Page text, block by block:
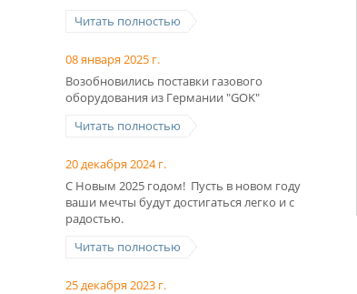
Читать полностью
08 января 2025 г.
Возобновились поставки газового
оборудования из Германии "GOK"
Читать полностью
20 декабря 2024 г.
С Новым 2025 годом! Пусть в новом году
ваши мечты будут достигаться легко и с
радостью.
Читать полностью
25 декабря 2023 г.